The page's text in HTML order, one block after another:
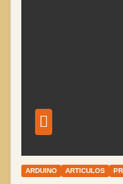
ARDUINO ARTICULOS